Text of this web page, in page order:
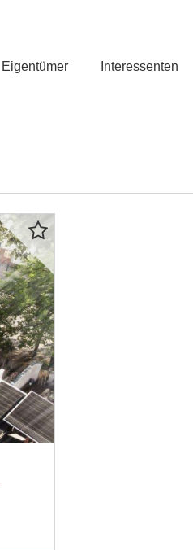
Eigentümer Interessenten